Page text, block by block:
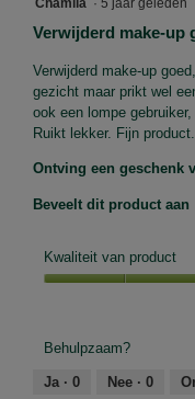
5
Verwijderd make-up
Verwijderd make-up
gezicht maar prikt wel
ook een lompe
Ruikt lekker. Fijn product.
Ontving een geschenk
Beveelt dit product aan
Kwaliteit van product
4
van
Behulpzaam?
Ja · 0 Nee · 0